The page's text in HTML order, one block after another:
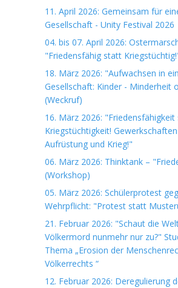
11. April 2026: Gemeinsam für
Gesellschaft - Unity Festival 2026
04. bis 07. April 2026:
"Friedensfähig statt
18. März 2026: "Aufwachsen in
Gesellschaft: Kinder - Minderheit
(Weckruf)
16. März 2026:
Kriegstüchtigkeit!
Aufrüstung und Krieg!"
06. März 2026: Thinktank –
(Workshop)
05. März 2026: Schülerprotest
Wehrpflicht: "Protest statt
21. Februar 2026: "Schaut die
Völkermord nunmehr nur zu?"
Thema „Erosion der
Völkerrechts “
12. Februar 2026: Deregulierung